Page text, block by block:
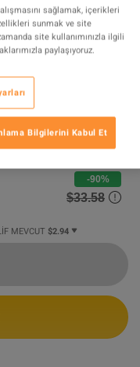
Steam CD
-90%
$33.58
MEVCUT $2.94
sağlamak, içerikleri
sunmak ve site
site kullanımınızla ilgili
paylaşıyoruz.
Bilgilerini Kabul Et